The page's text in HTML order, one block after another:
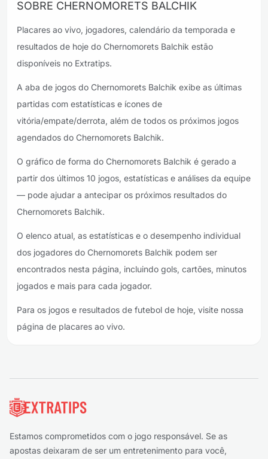
SOBRE CHERNOMORETS BALCHIK
Placares ao vivo, jogadores, calendário da temporada e
resultados de hoje do Chernomorets Balchik estão
disponíveis no Extratips.
A aba de jogos do Chernomorets Balchik exibe as últimas
partidas com estatísticas e ícones de
vitória/empate/derrota, além de todos os próximos jogos
agendados do Chernomorets Balchik.
O gráfico de forma do Chernomorets Balchik é gerado a
partir dos últimos 10 jogos, estatísticas e análises da equipe
— pode ajudar a antecipar os próximos resultados do
Chernomorets Balchik.
O elenco atual, as estatísticas e o desempenho individual
dos jogadores do Chernomorets Balchik podem ser
encontrados nesta página, incluindo gols, cartões, minutos
jogados e mais para cada jogador.
Para os jogos e resultados de futebol de hoje, visite nossa
página de placares ao vivo.
Estamos comprometidos com o jogo responsável. Se as
apostas deixaram de ser um entretenimento para você,